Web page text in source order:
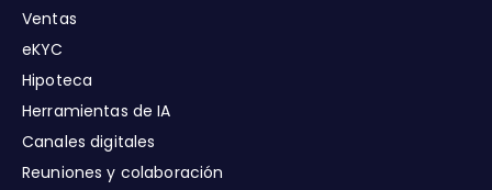
Ventas
eKYC
Hipoteca
Herramientas de IA
Canales digitales
Reuniones y colaboración